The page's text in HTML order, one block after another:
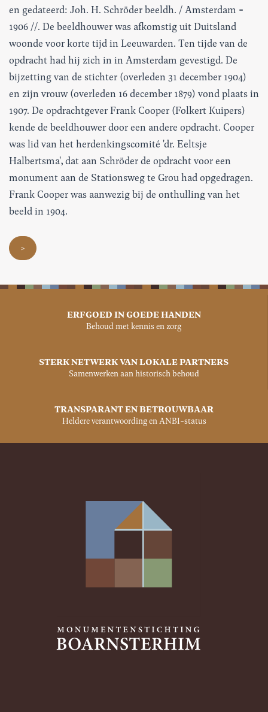
en gedateerd: Joh. H. Schröder beeldh. / Amsterdam =
1906 //. De beeldhouwer was afkomstig uit Duitsland
woonde voor korte tijd in Leeuwarden. Ten tijde van de
opdracht had hij zich in in Amsterdam gevestigd. De
bijzetting van de stichter (overleden 31 december 1904)
en zijn vrouw (overleden 16 december 1879) vond plaats in
1907. De opdrachtgever Frank Cooper (Folkert Kuipers)
kende de beeldhouwer door een andere opdracht. Cooper
was lid van het herdenkingscomité 'dr. Eeltsje
Halbertsma', dat aan Schröder de opdracht voor een
monument aan de Stationsweg te Grou had opgedragen.
Frank Cooper was aanwezig bij de onthulling van het
beeld in 1904.
>
ERFGOED IN GOEDE HANDEN
Behoud met kennis en zorg
STERK NETWERK VAN LOKALE PARTNERS
Samenwerken aan historisch behoud
TRANSPARANT EN BETROUWBAAR
Heldere verantwoording en ANBI-status